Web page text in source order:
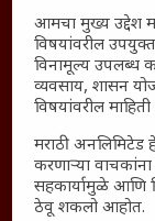
सामान्य आजारांवर
आराम
आजच्या युगातील
महाराष्ट्रातील
साक्षीदार
₹370 ची
तरुणांच्या मनात
आमचा मुख्य उद्देश
विषयांवरील
विनामूल्य उपलब्ध
व्यवसाय, शासन
विषयांवरील
मराठी
करणाऱ्या
सहकार्यामुळे आणि
ठेवू शकलो आहोत.